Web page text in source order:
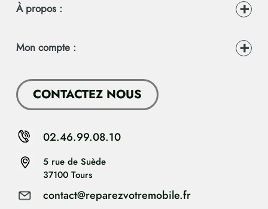
À propos :
Mon compte :
CONTACTEZ NOUS
5 rue de Suède
37100 Tours
contact@reparezvotremobile.fr
02.46.99.08.10